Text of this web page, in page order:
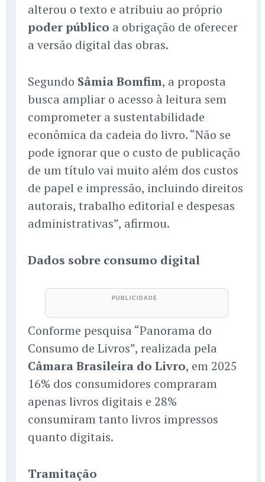
alterou o texto e atribuiu ao próprio
poder público a obrigação de oferecer
a versão digital das obras.
Segundo Sâmia Bomfim, a proposta
busca ampliar o acesso à leitura sem
comprometer a sustentabilidade
econômica da cadeia do livro. “Não se
pode ignorar que o custo de publicação
de um título vai muito além dos custos
de papel e impressão, incluindo direitos
autorais, trabalho editorial e despesas
administrativas”, afirmou.
Dados sobre consumo digital
Conforme pesquisa “Panorama do
Consumo de Livros”, realizada pela
Câmara Brasileira do Livro, em 2025
16% dos consumidores compraram
apenas livros digitais e 28%
consumiram tanto livros impressos
quanto digitais.
Tramitação